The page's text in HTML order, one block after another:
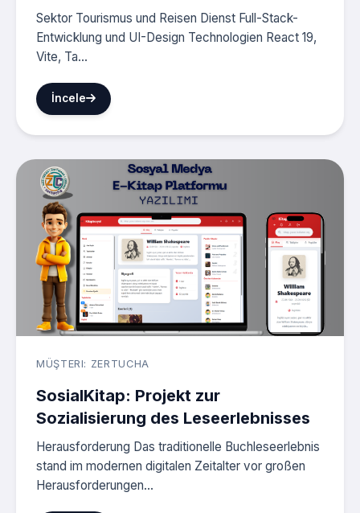
Sektor Tourismus und Reisen Dienst Full-Stack-
Entwicklung und UI-Design Technologien React 19,
Vite, Ta...
İncele
MÜŞTERI: ZERTUCHA
SosialKitap: Projekt zur
Sozialisierung des Leseerlebnisses
Herausforderung Das traditionelle Buchleseerlebnis
stand im modernen digitalen Zeitalter vor großen
Herausforderungen...